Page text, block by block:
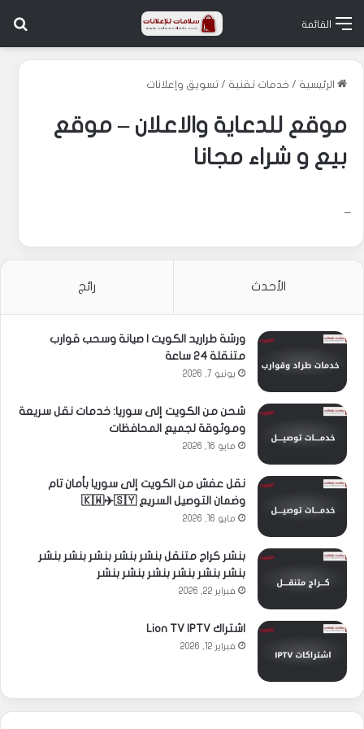
القائمة
الرئيسية / خدمات تقنية / تسويق وإعلانات
موقع للدعاية والاعلان – موقع
بيع و شراء مجانا
–
الأحدث رائج
ورشة طراريد الكويت | صيانة وسحب قوارب
متنقلة 24 ساعة
يونيو 7, 2026
شحن من الكويت إلى سوريا: خدمات نقل سريعة
وموثوقة لجميع المحافظات
مايو 16, 2026
نقل عفش من الكويت إلى سوريا بأمان تام
وضمان التوصيل السريع 🇰🇼✈️🇸🇾
مايو 16, 2026
بنشر كراج متنقل بنشر بنشر بنشر بنشر بنشر
بنشر بنشر بنشر بنشر بنشر بنشر
فبراير 22, 2026
اشتراك Lion TV IPTV
فبراير 12, 2026